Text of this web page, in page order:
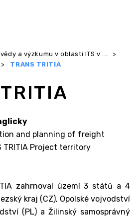
a výzkumu v oblasti ITS v ...
>
> TRANS TRITIA
and planning of freight
TRITIA Project territory
zahrnoval území 3 států a 4
kraj (CZ), Opolské vojvodství
(PL) a Žilinský samosprávný